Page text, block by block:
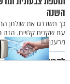
השנה
כך תשדרגו את שולחן
עם שקדים קלויים. הנה
מרענן ומלא ברכות
לקראת השבת
X